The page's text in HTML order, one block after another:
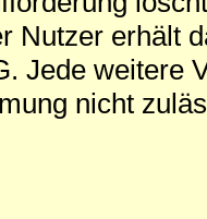
Nutzer erhält
Jede weitere
nicht